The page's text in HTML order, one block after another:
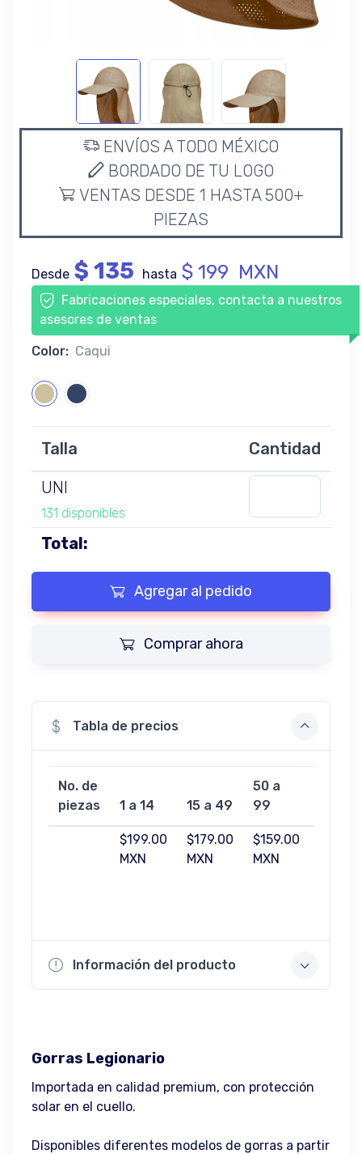
ENVÍOS A TODO MÉXICO
BORDADO DE TU LOGO
VENTAS DESDE 1 HASTA 500+
PIEZAS
Desde $ 135 hasta $ 199 MXN
Fabricaciones especiales, contacta a nuestros
asesores de ventas
Color: Caqui
Talla
Cantidad
UNI
131 disponibles
Total:
Agregar al pedido
Comprar ahora
Tabla de precios
No. de
piezas
1 a 14 15 a 49
50 a
99
$199.00
MXN
$179.00
MXN
$159.00
MXN
Información del producto
Gorras Legionario
Importada en calidad premium, con protección
solar en el cuello.
Disponibles diferentes modelos de gorras a partir